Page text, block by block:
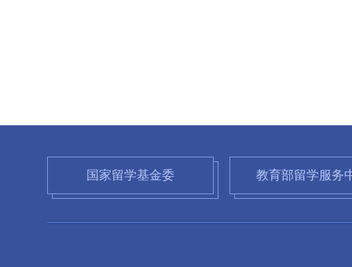
国家留学基金委 教育部留学服务